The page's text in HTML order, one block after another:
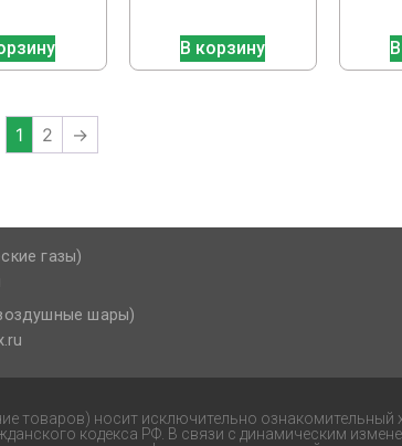
В корзину
1 2 →
газы)
шары)
товаров) носит исключительно ознакомительный
кодекса РФ. В связи с динамическим